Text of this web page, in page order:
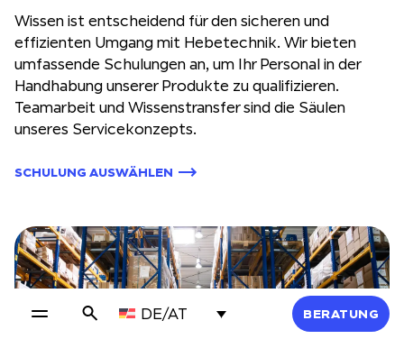
Wissen ist entscheidend für den sicheren und
effizienten Umgang mit Hebetechnik. Wir bieten
umfassende Schulungen an, um Ihr Personal in der
Handhabung unserer Produkte zu qualifizieren.
Teamarbeit und Wissenstransfer sind die Säulen
unseres Servicekonzepts.
SCHULUNG AUSWÄHLEN
DE/AT BERATUNG